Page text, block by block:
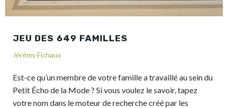
JEU DES 649 FAMILLES
Jérémy Fichaux
Est-ce qu’un membre de votre famille a travaillé au sein du
Petit Écho de la Mode ? Si vous voulez le savoir, tapez
votre nom dans le moteur de recherche créé par les